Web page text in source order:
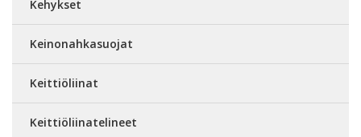
Kehykset
Keinonahkasuojat
Keittiöliinat
Keittiöliinatelineet